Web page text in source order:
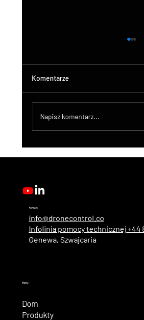
Komentarze
Napisz komentarz...
Kontakt
info@dronecontrol.co
Infolinia pomocy technicznej +44
Genewa, Szwajcaria
Menu
Dom
Produkty